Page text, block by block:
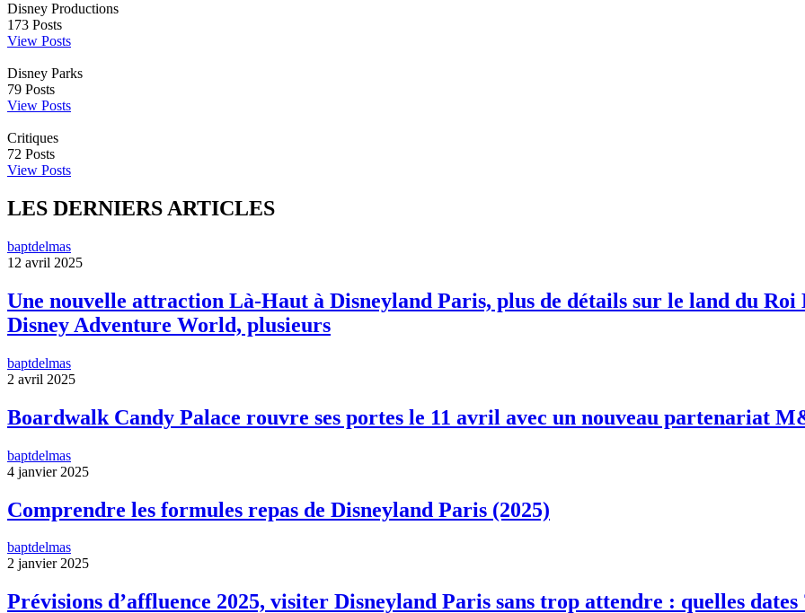
Disney Productions
173 Posts
View Posts
Disney Parks
79 Posts
View Posts
Critiques
72 Posts
View Posts
LES DERNIERS ARTICLES
baptdelmas
12 avril 2025
Une nouvelle attraction Là-Haut à Disneyland Paris, plus de détails sur le land du Roi
Disney Adventure World, plusieurs
baptdelmas
2 avril 2025
Boardwalk Candy Palace rouvre ses portes le 11 avril avec un nouveau partenariat
baptdelmas
4 janvier 2025
Comprendre les formules repas de Disneyland Paris (2025)
baptdelmas
2 janvier 2025
Prévisions d’affluence 2025, visiter Disneyland Paris sans trop attendre : quelles dates